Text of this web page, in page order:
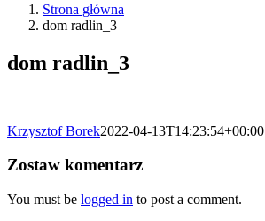
Strona główna
dom radlin_3
dom radlin_3
Krzysztof Borek2022-04-13T14:23:54+00:00
Zostaw komentarz
You must be logged in to post a comment.